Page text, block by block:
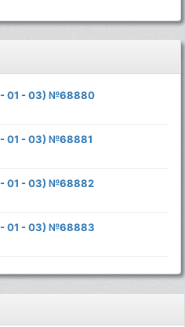
- 01 - 03) №68880
- 01 - 03) №68881
- 01 - 03) №68882
- 01 - 03) №68883